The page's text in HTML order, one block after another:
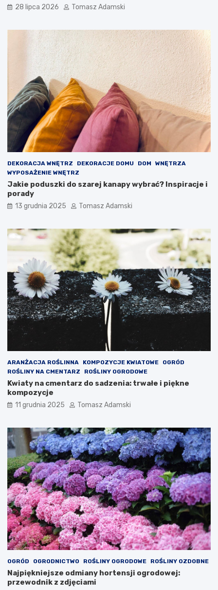
28 lipca 2026 Tomasz Adamski
DEKORACJA WNĘTRZ DEKORACJE DOMU DOM
WNĘTRZA
WYPOSAŻENIE WNĘTRZ
Jakie poduszki do szarej kanapy wybrać? Inspiracje i
porady
13 grudnia 2025 Tomasz Adamski
ARANŻACJA ROŚLINNA KOMPOZYCJE KWIATOWE
OGRÓD
ROŚLINY NA CMENTARZ
ROŚLINY OGRODOWE
Kwiaty na cmentarz do sadzenia: trwałe i piękne
kompozycje
11 grudnia 2025 Tomasz Adamski
OGRÓD OGRODNICTWO ROŚLINY OGRODOWE ROŚLINY OZDOBNE
Najpiękniejsze odmiany hortensji ogrodowej:
przewodnik z zdjęciami